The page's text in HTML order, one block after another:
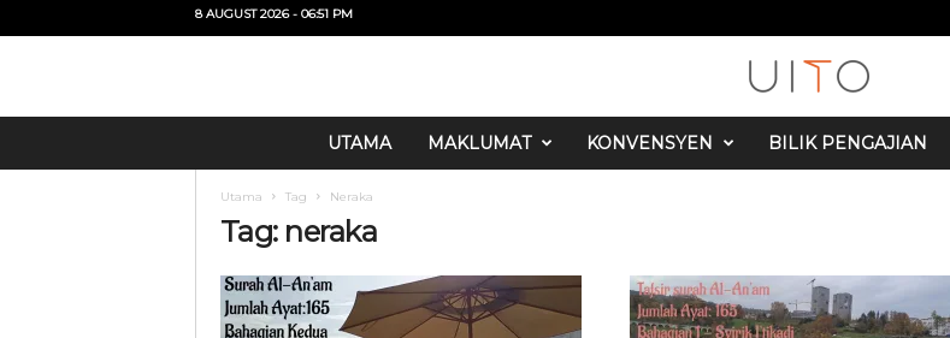
8 AUGUST 2026 - 06:51 PM
UTAMA MAKLUMAT KONVENSYEN BILIK PENGAJIAN
Utama Tag Neraka
Tag: neraka